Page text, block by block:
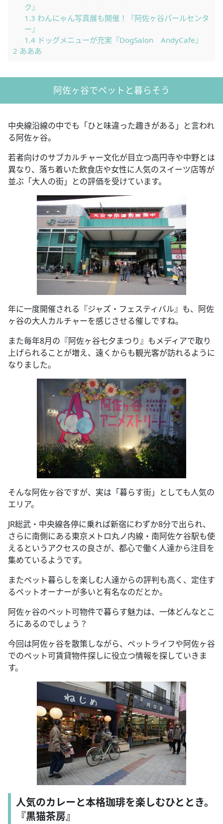
ク』
1.3 わんにゃん写真展も開催！『阿佐ヶ谷パールセンタ
ー』
1.4ドッグメニューが充実『DogSalon AndyCafe』
2 あああ
阿佐ヶ谷でペットと暮らそう
中央線沿線の中でも「ひと味違った趣きがある」と言われ
る阿佐ヶ谷。
若者向けのサブカルチャー文化が目立つ高円寺や中野とは
異なり、落ち着いた飲食店や女性に人気のスイーツ店等が
並ぶ「大人の街」との評価を受けています。
年に一度開催される『ジャズ・フェスティバル』も、阿佐
ヶ谷の大人カルチャーを感じさせる催しですね。
また毎年8月の『阿佐ヶ谷七夕まつり』もメディアで取り
上げられることが増え、遠くからも観光客が訪れるように
なりました。
そんな阿佐ヶ谷ですが、実は「暮らす街」としても人気の
エリア。
JR総武・中央線各停に乗れば新宿にわずか8分で出られ、
さらに南側にある東京メトロ丸ノ内線・南阿佐ケ谷駅も使
えるというアクセスの良さが、都心で働く人達から注目を
集めているようです。
またペット暮らしを楽しむ人達からの評判も高く、定住す
るペットオーナーが多いと有名なのだとか。
阿佐ヶ谷のペット可物件で暮らす魅力は、一体どんなとこ
ろにあるのでしょう？
今回は阿佐ヶ谷を散策しながら、ペットライフや阿佐ヶ谷
でのペット可賃貸物件探しに役立つ情報を探していきま
す。
人気のカレーと本格珈琲を楽しむひととき。
『黒猫茶房』